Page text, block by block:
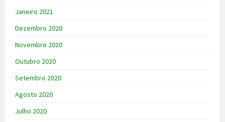
Janeiro 2021
Dezembro 2020
Novembro 2020
Outubro 2020
Setembro 2020
Agosto 2020
Julho 2020